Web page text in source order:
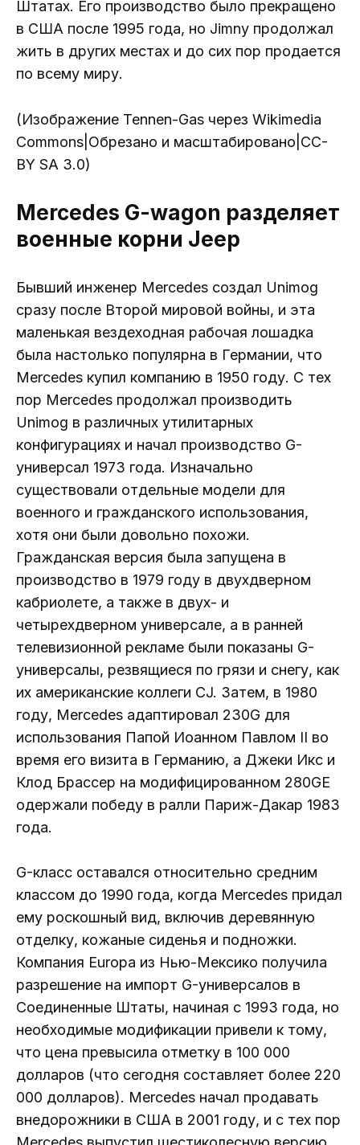
Штатах. Его производство было прекращено
в США после 1995 года, но Jimny продолжал
жить в других местах и ​​до сих пор продается
по всему миру.
(Изображение Tennen-Gas через Wikimedia
Commons|Обрезано и масштабировано|CC-
BY SA 3.0)
Mercedes G-wagon разделяет
военные корни Jeep
Бывший инженер Mercedes создал Unimog
сразу после Второй мировой войны, и эта
маленькая вездеходная рабочая лошадка
была настолько популярна в Германии, что
Mercedes купил компанию в 1950 году. С тех
пор Mercedes продолжал производить
Unimog в различных утилитарных
конфигурациях и начал производство G-
универсал 1973 года. Изначально
существовали отдельные модели для
военного и гражданского использования,
хотя они были довольно похожи.
Гражданская версия была запущена в
производство в 1979 году в двухдверном
кабриолете, а также в двух- и
четырехдверном универсале, а в ранней
телевизионной рекламе были показаны G-
универсалы, резвящиеся по грязи и снегу, как
их американские коллеги CJ. Затем, в 1980
году, Mercedes адаптировал 230G для
использования Папой Иоанном Павлом II во
время его визита в Германию, а Джеки Икс и
Клод Брассер на модифицированном 280GE
одержали победу в ралли Париж-Дакар 1983
года.
G-класс оставался относительно средним
классом до 1990 года, когда Mercedes придал
ему роскошный вид, включив деревянную
отделку, кожаные сиденья и подножки.
Компания Europa из Нью-Мексико получила
разрешение на импорт G-универсалов в
Соединенные Штаты, начиная с 1993 года, но
необходимые модификации привели к тому,
что цена превысила отметку в 100 000
долларов (что сегодня составляет более 220
000 долларов). Mercedes начал продавать
внедорожники в США в 2001 году, и с тех пор